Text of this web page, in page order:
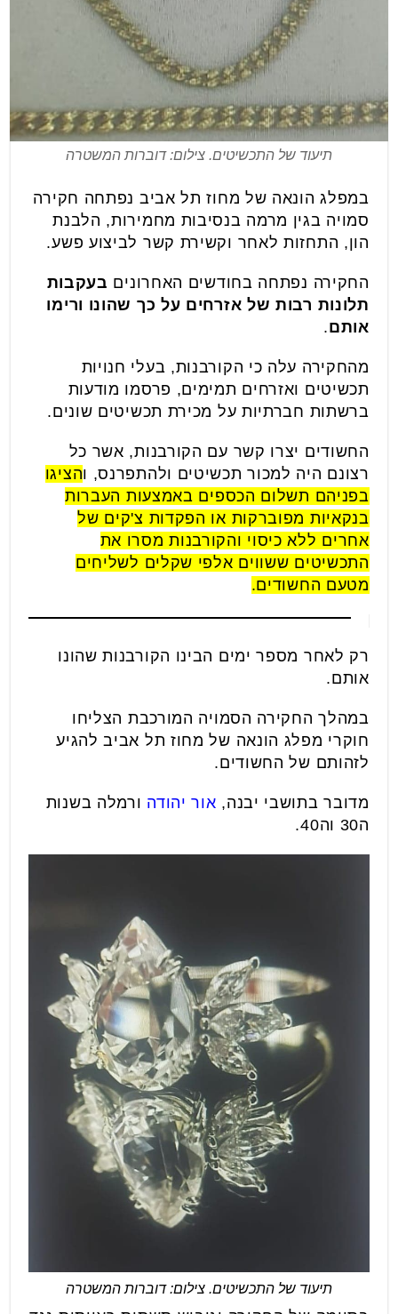
תיעוד של התכשיטים. צילום: דוברות המשטרה
במפלג הונאה של מחוז תל אביב נפתחה חקירה
סמויה בגין מרמה בנסיבות מחמירות, הלבנת
הון, התחזות לאחר וקשירת קשר לביצוע פשע.
החקירה נפתחה בחודשים האחרונים בעקבות
תלונות רבות של אזרחים על כך שהונו ורימו
אותם.
מהחקירה עלה כי הקורבנות, בעלי חנויות
תכשיטים ואזרחים תמימים, פרסמו מודעות
ברשתות חברתיות על מכירת תכשיטים שונים.
החשודים יצרו קשר עם הקורבנות, אשר כל
רצונם היה למכור תכשיטים ולהתפרנס, והציגו
בפניהם תשלום הכספים באמצעות העברות
בנקאיות מפוברקות או הפקדות צ'קים של
אחרים ללא כיסוי והקורבנות מסרו את
התכשיטים ששווים אלפי שקלים לשליחים
מטעם החשודים.
רק לאחר מספר ימים הבינו הקורבנות שהונו
אותם.
במהלך החקירה הסמויה המורכבת הצליחו
חוקרי מפלג הונאה של מחוז תל אביב להגיע
לזהותם של החשודים.
מדובר בתושבי יבנה, אור יהודה ורמלה בשנות
ה30 וה40.
תיעוד של התכשיטים. צילום: דוברות המשטרה